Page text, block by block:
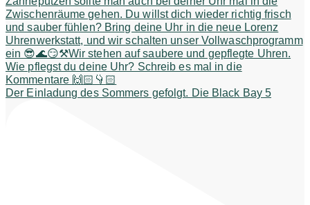
Der Einladung des Sommers gefolgt. Die Black Bay 5